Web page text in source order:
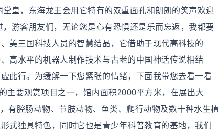
皇，东海龙王会用它特有的双重面孔和朗朗的笑声欢迎
游客朋友们，无论您是心有恐惧还是乐而忘返，我都要
美三国科技人员的智慧结晶，它借助于现代高科技的
高水平的机器人制作技术与古老的中国神话传说相结
此行。为缓解一下您紧张的情绪，下面我带您去看一看
主要观赏项目之一，馆内面积2000平方米，在展出大
有腔肠动物、节肢动物、鱼类、爬行动物及数十种水生植
式独具特色，同时它也是青少年科普教育的基地，我们